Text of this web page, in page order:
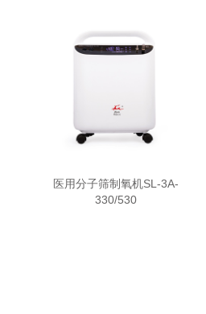
医用分子筛制氧机SL-3A-
330/530